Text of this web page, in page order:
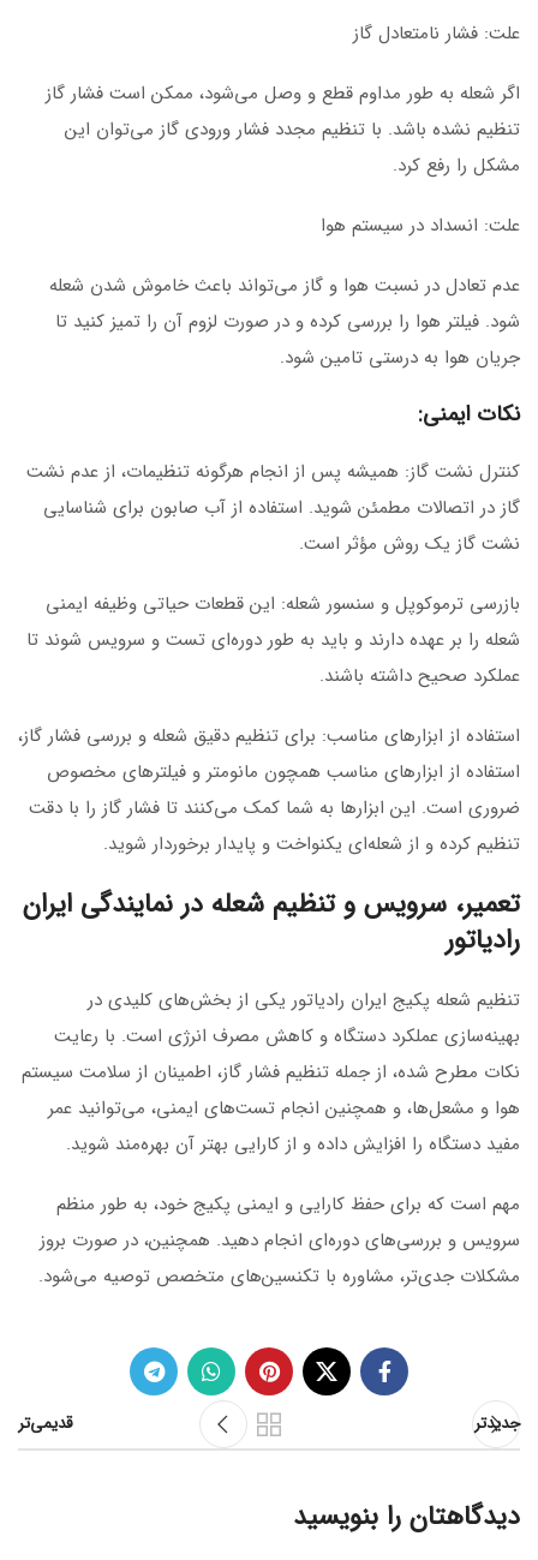
علت: فشار نامتعادل گاز
اگر شعله به طور مداوم قطع و وصل می‌شود، ممکن است فشار گاز
تنظیم نشده باشد. با تنظیم مجدد فشار ورودی گاز می‌توان این
مشکل را رفع کرد.
علت: انسداد در سیستم هوا
عدم تعادل در نسبت هوا و گاز می‌تواند باعث خاموش شدن شعله
شود. فیلتر هوا را بررسی کرده و در صورت لزوم آن را تمیز کنید تا
جریان هوا به درستی تامین شود.
نکات ایمنی:
کنترل نشت گاز: همیشه پس از انجام هرگونه تنظیمات، از عدم نشت
گاز در اتصالات مطمئن شوید. استفاده از آب صابون برای شناسایی
نشت گاز یک روش مؤثر است.
بازرسی ترموکوپل و سنسور شعله: این قطعات حیاتی وظیفه ایمنی
شعله را بر عهده دارند و باید به طور دوره‌ای تست و سرویس شوند تا
عملکرد صحیح داشته باشند.
استفاده از ابزارهای مناسب: برای تنظیم دقیق شعله و بررسی فشار گاز،
استفاده از ابزارهای مناسب همچون مانومتر و فیلترهای مخصوص
ضروری است. این ابزارها به شما کمک می‌کنند تا فشار گاز را با دقت
تنظیم کرده و از شعله‌ای یکنواخت و پایدار برخوردار شوید.
تعمیر، سرویس و تنظیم شعله در نمایندگی ایران
رادیاتور
تنظیم شعله پکیج ایران رادیاتور یکی از بخش‌های کلیدی در
بهینه‌سازی عملکرد دستگاه و کاهش مصرف انرژی است. با رعایت
نکات مطرح شده، از جمله تنظیم فشار گاز، اطمینان از سلامت سیستم
هوا و مشعل‌ها، و همچنین انجام تست‌های ایمنی، می‌توانید عمر
مفید دستگاه را افزایش داده و از کارایی بهتر آن بهره‌مند شوید.
مهم است که برای حفظ کارایی و ایمنی پکیج خود، به طور منظم
سرویس و بررسی‌های دوره‌ای انجام دهید. همچنین، در صورت بروز
مشکلات جدی‌تر، مشاوره با تکنسین‌های متخصص توصیه می‌شود.
جدیدتر قدیمی‌تر
دیدگاهتان را بنویسید